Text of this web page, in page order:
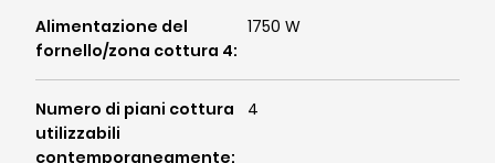
Alimentazione del
fornello/zona cottura 4:
1750 W
Numero di piani cottura
utilizzabili
contemporaneamente:
4